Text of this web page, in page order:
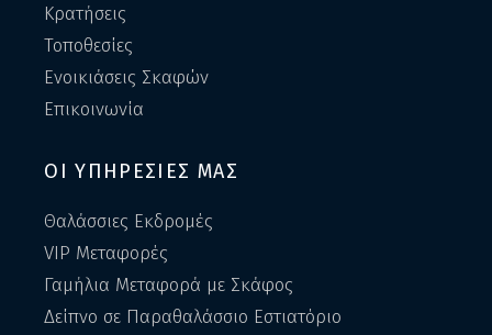
Κρατήσεις
Τοποθεσίες
Ενοικιάσεις Σκαφών
Επικοινωνία
ΟΙ ΥΠΗΡΕΣΙΕΣ ΜΑΣ
Θαλάσσιες Εκδρομές
VIP Μεταφορές
Γαμήλια Μεταφορά με Σκάφος
Δείπνο σε Παραθαλάσσιο Εστιατόριο